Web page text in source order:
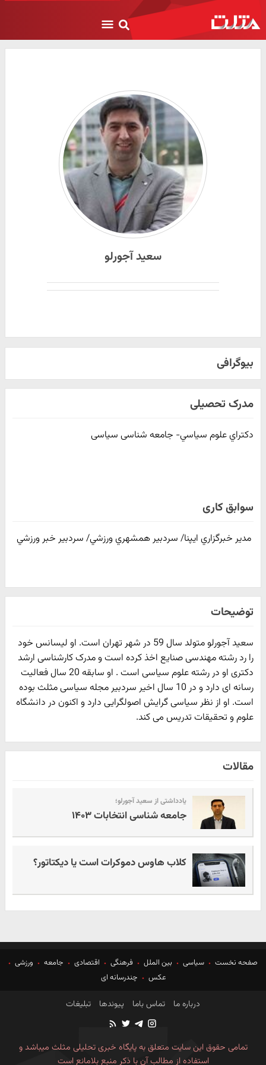
سعید آجورلو
بیوگرافی
مدرک تحصیلی
دكتراي علوم سياسي- جامعه شناسی سیاسی
سوابق کاری
مدير خبرگزاري ايپنا/ سردبير همشهري ورزشي/ سردبير خبر ورزشي
توضیحات
سعید آجورلو متولد سال 59 در شهر تهران است. او لیسانس خود
را رد رشته مهندسی صنایع اخذ کرده است و مدرک کارشناسی ارشد
دکتری او در رشته علوم سیاسی است . او سابقه 20 سال فعالیت
رسانه ای دارد و در 10 سال اخیر سردبیر مجله سیاسی مثلث بوده
است. او از نظر سیاسی گرایش اصولگرایی دارد و اکنون در دانشگاه
علوم و تحقیقات تدریس می کند.
مقالات
یادداشتی از سعید آجورلو؛
جامعه شناسی انتخابات ۱۴۰۳
کلاب هاوس دموکرات است یا دیکتاتور؟
صفحه نخست سیاسی بین الملل فرهنگی اقتصادی جامعه
ورزشی
عکس
چندرسانه ای
درباره ما تماس باما پیوندها تبلیغات
تمامی حقوق این سایت متعلق به پایگاه خبری تحلیلی مثلث میباشد و
استفاده از مطالب آن با ذکر منبع بلامانع است